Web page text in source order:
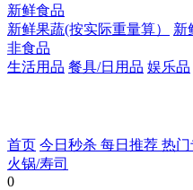
新鲜食品
新鲜果蔬(按实际重量算）
新
非食品
生活用品 餐具/日用品 娱乐品
首页 今日秒杀 每日推荐 热门
火锅/寿司
0